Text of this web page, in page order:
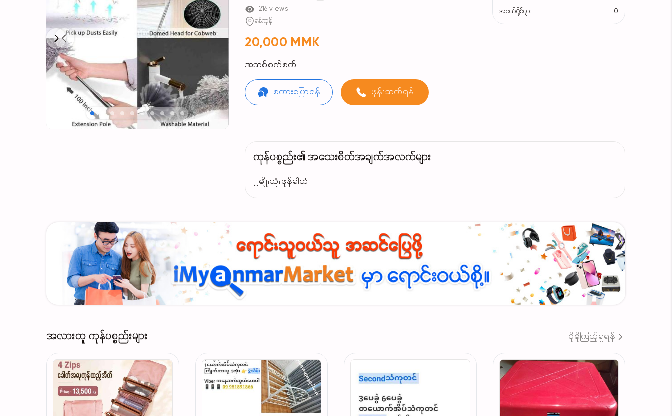
Previous
Next
216 views
ရန်ကုန်
20,000 MMK
အသစ်စက်စက်
စကားပြောရန် ဖုန်းဆက်ရန်
အဝယ်ပို့စ်များ 0
ကုန်ပစ္စည်း၏ အသေးစိတ်အချက်အလက်များ
၂မျိုးသုံးဖုန်ခါတံ
အလားတူ ကုန်ပစ္စည်းများ ပိုမိုကြည့်ရှုရန်